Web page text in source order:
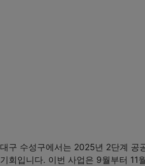
대구 수성구에서는 2025년 2단계 공
기회입니다. 이번 사업은 9월부터 11